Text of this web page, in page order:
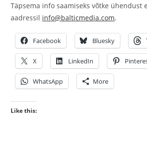
Täpsema info saamiseks võtke ühendust
aadressil info@balticmedia.com.
Facebook Bluesky
X LinkedIn
WhatsApp More
Like this: